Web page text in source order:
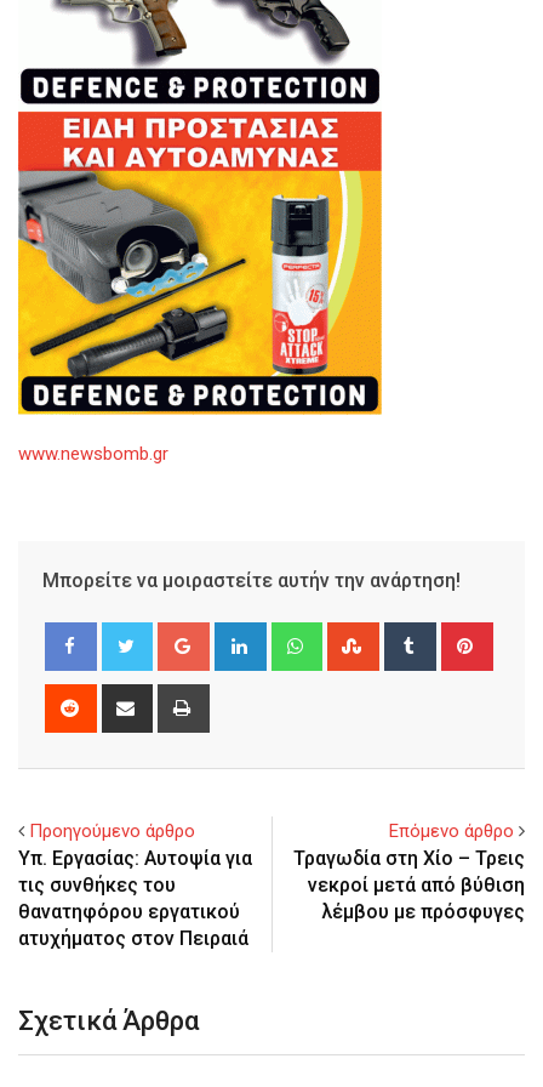
www.newsbomb.gr
Μπορείτε να μοιραστείτε αυτήν την ανάρτηση!
Google+ LinkedIn WhatsappStumbleUpon
Tumblr
Reddit
Share
Προηγούμενο άρθρο
Υπ. Εργασίας: Αυτοψία για
τις συνθήκες του
θανατηφόρου εργατικού
ατυχήματος στον Πειραιά
Επόμενο άρθρο
Τραγωδία στη Χίο – Τρεις
νεκροί μετά από βύθιση
λέμβου με πρόσφυγες
Σχετικά Άρθρα